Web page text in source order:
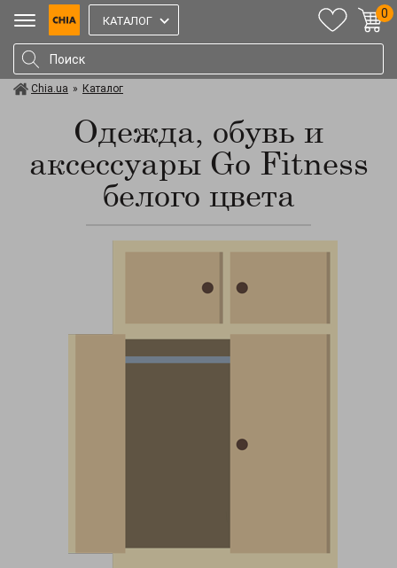
КАТАЛОГ
0
Chia.ua » Каталог
Одежда, обувь и
аксессуары Go Fitness
белого цвета